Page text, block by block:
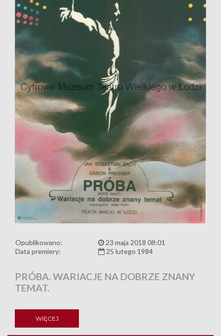
Opublikowano:
23 maja 2018 08:01
Data premiery:
25 lutego 1984
PRÓBA. WARIACJE NA DOBRZE ZNANY
TEMAT.
WIĘCEJ